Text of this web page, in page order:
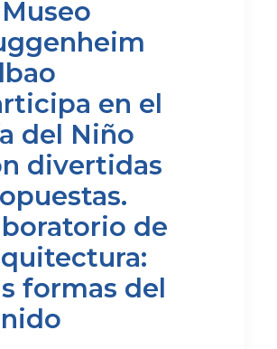
en el
del Niño
divertidas
de
formas del